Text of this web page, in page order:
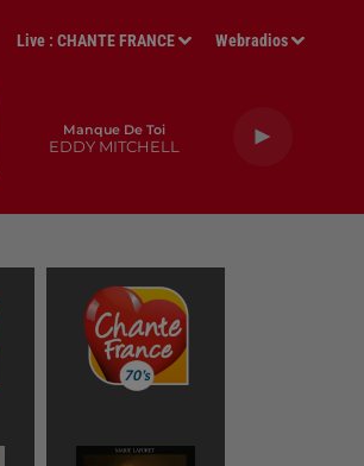
Live :CHANTE FRANCE Webradios
Manque De Toi
EDDY MITCHELL